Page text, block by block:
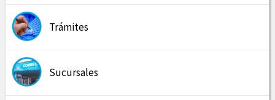
Trámites
Sucursales